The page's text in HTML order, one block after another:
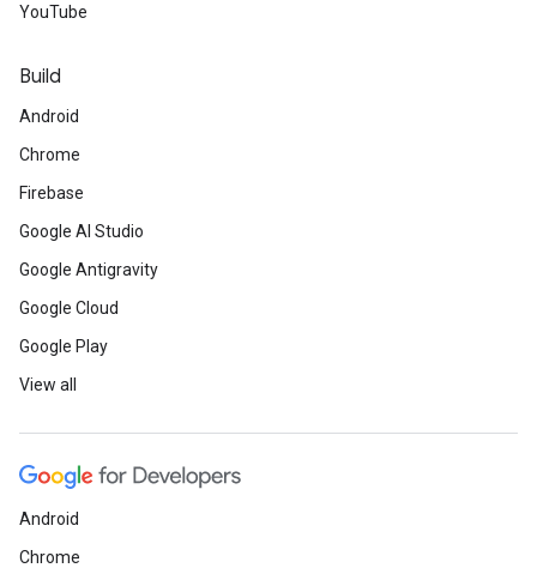
YouTube
Build
Android
Chrome
Firebase
Google AI Studio
Google Antigravity
Google Cloud
Google Play
View all
Android
Chrome